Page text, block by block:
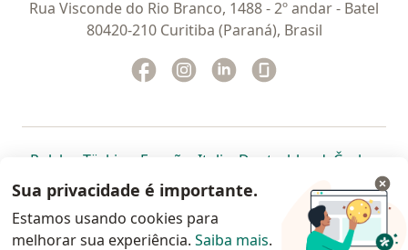
Rua Visconde do Rio Branco, 1488 - 2º andar - Batel
80420-210 Curitiba (Paraná), Brasil
Facebook
abre num novo separador
Instagram
abre num novo separador
Linkedin
abre num novo
Polska abre num novo separador
Türkiye abre num novo separador
España abre num novo separador
Italia abre num novo
Deutschlandabre num
Česko
Portugal abre num novo separador
, México abre num novo separador
, abre num novo separador
Brasil abre num novoabre num
abre
Colombia abre num novo
www.doctoralia.com.br © 2026 - Agende agora sua
Sua privacidade é importante.
Estamos usando cookies para
melhorar sua experiência. Saiba mais.